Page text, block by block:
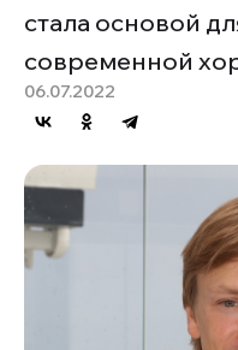
стала основой
современной
06.07.2022